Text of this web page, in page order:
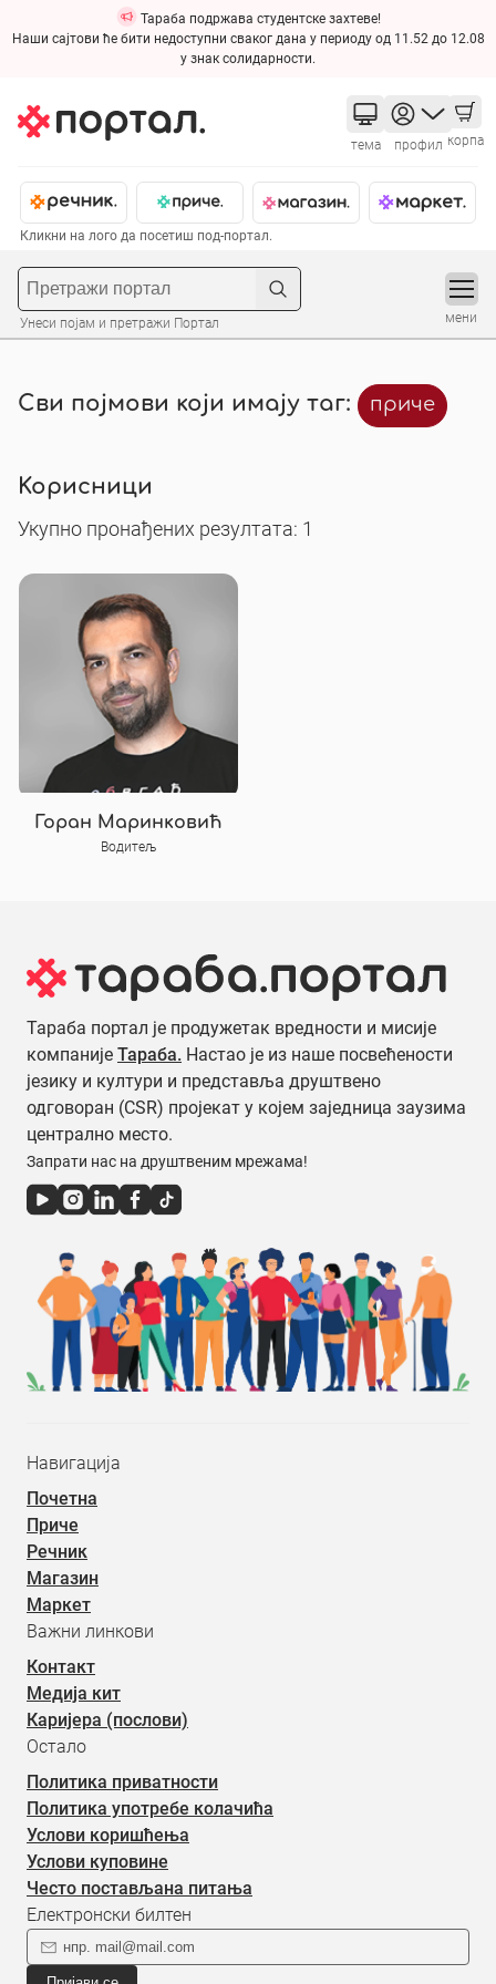
Тараба подржава студентске захтеве!
Наши сајтови ће бити недоступни сваког дана у периоду од 11.52 до 12.08
у знак солидарности.
тема профил корпа
Кликни на лого да посетиш под-портал.
Унеси појам и претражи Портал мени
Сви појмови који имају таг: приче
Корисници
Укупно пронађених резултата: 1
Горан Маринковић
Водитељ
Тараба портал је продужетак вредности и мисије
компаније Тараба. Настао је из наше посвећености
језику и култури и представља друштвено
одговоран (CSR) пројекат у којем заједница заузима
централно место.
Запрати нас на друштвеним мрежама!
Навигација
Почетна
Приче
Речник
Магазин
Маркет
Важни линкови
Контакт
Медија кит
Каријера (послови)
Остало
Политика приватности
Политика употребе колачића
Услови коришћења
Услови куповине
Често постављана питања
Електронски билтен